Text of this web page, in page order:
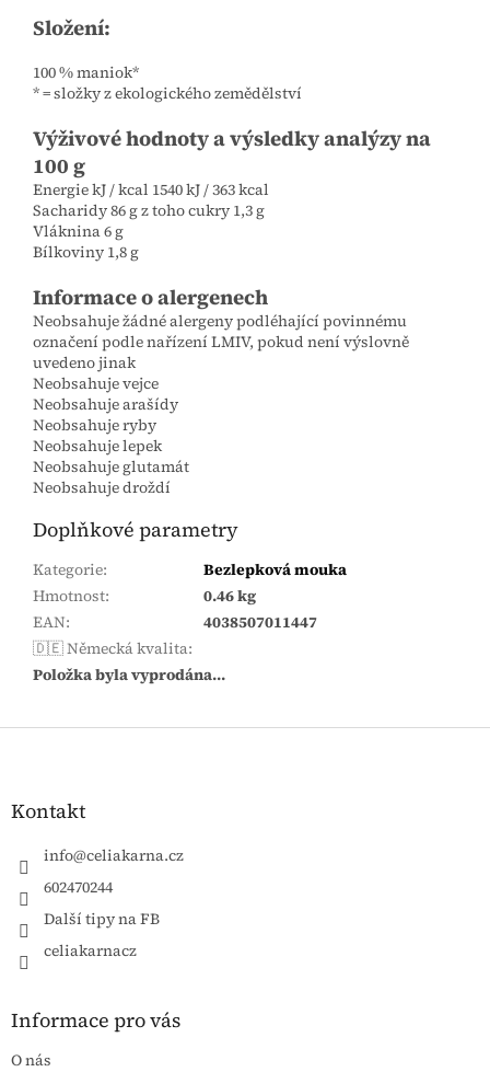
Složení:
100 % maniok*
* = složky z ekologického zemědělství
Výživové hodnoty a výsledky analýzy na
100 g
Energie kJ / kcal 1540 kJ / 363 kcal
Sacharidy 86 g z toho cukry 1,3 g
Vláknina 6 g
Bílkoviny 1,8 g
Informace o alergenech
Neobsahuje žádné alergeny podléhající povinnému
označení podle nařízení LMIV, pokud není výslovně
uvedeno jinak
Neobsahuje vejce
Neobsahuje arašídy
Neobsahuje ryby
Neobsahuje lepek
Neobsahuje glutamát
Neobsahuje droždí
Doplňkové parametry
Kategorie:
Bezlepková mouka
Hmotnost:
0.46 kg
EAN:
4038507011447
🇩🇪 Německá kvalita:
Položka byla vyprodána…
Zápatí
Kontakt
info@celiakarna.cz
602470244
Další tipy na FB
celiakarnacz
Informace pro vás
O nás